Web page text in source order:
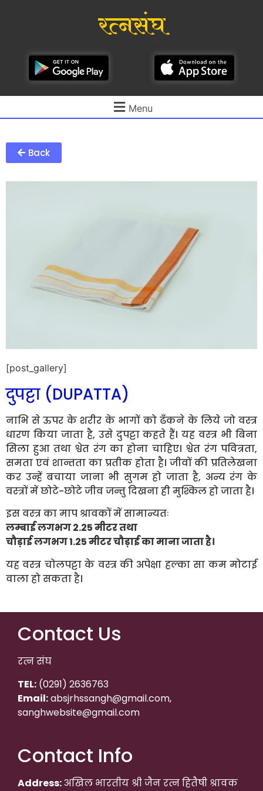
रत्नसंघ
Menu
Back
[post_gallery]
दुपट्टा (DUPATTA)
नाभि से ऊपर के शरीर के भागों को ढँकने के लिये जो वस्त्र
धारण किया जाता है, उसे दुपट्टा कहते हैं। यह वस्त्र भी बिना
सिला हुआ तथा श्वेत रंग का होना चाहिए। श्वेत रंग पवित्रता,
समता एवं शान्तता का प्रतीक होता है। जीवों की प्रतिलेखना
कर उन्हें बचाया जाना भी सुगम हो जाता है, अन्य रंग के
वस्त्रों में छोटे-छोटे जीव जन्तु दिखना ही मुश्किल हो जाता है।
इस वस्त्र का माप श्रावकों में सामान्यतः
लम्बाई लगभग 2.25 मीटर तथा
चौड़ाई लगभग 1.25 मीटर चौड़ाई का माना जाता है।
यह वस्त्र चोलपट्टा के वस्त्र की अपेक्षा हल्का सा कम मोटाई
वाला हो सकता है।
Contact Us
रत्न संघ
TEL: (0291) 2636763
Email:absjrhssangh@gmail.com,
sanghwebsite@gmail.com
Contact Info
Address:अखिल भारतीय श्री जैन रत्न हितैषी श्रावक